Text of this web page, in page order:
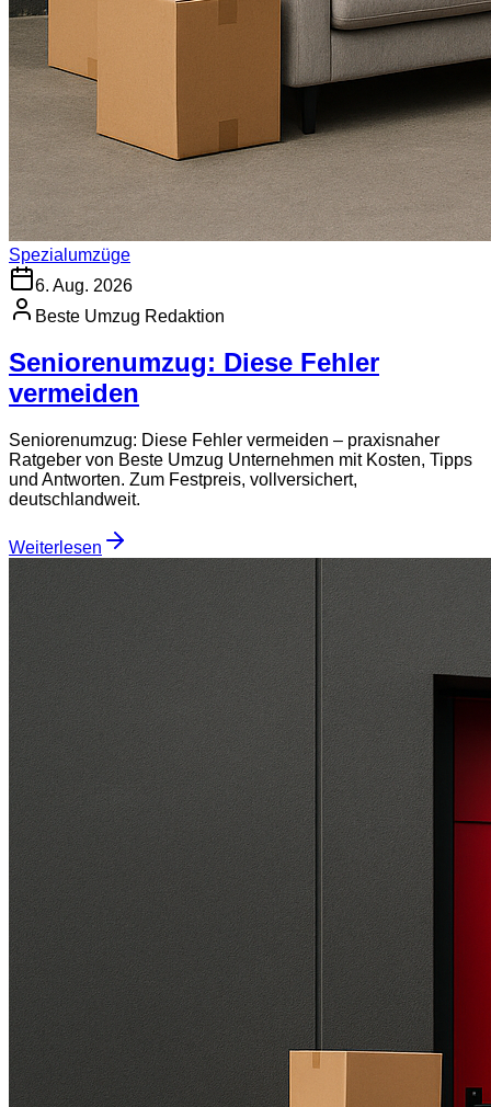
Spezialumzüge
6. Aug. 2026
Beste Umzug Redaktion
Seniorenumzug: Diese Fehler
vermeiden
Seniorenumzug: Diese Fehler vermeiden – praxisnaher
Ratgeber von Beste Umzug Unternehmen mit Kosten, Tipps
und Antworten. Zum Festpreis, vollversichert,
deutschlandweit.
Weiterlesen